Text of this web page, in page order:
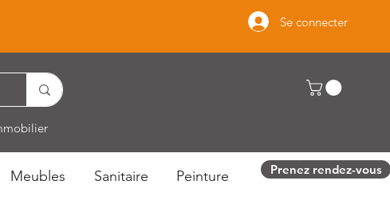
Se connecter
Meubles Sanitaire Peinture Prenez rendez-vous